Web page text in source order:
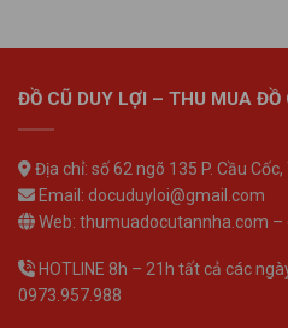
ĐỒ CŨ DUY LỢI – THU MUA
Địa chỉ: số 62 ngõ 135 P. Cầu
Email: docuduyloi@gmail.com
Web: thumuadocutannha.com –
HOTLINE 8h – 21h tất cả các
0973.957.988